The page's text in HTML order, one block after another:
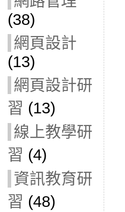
(38)
網頁設計
(13)
網頁設計研
習 (13)
線上教學研
習 (4)
資訊教育研
習 (48)